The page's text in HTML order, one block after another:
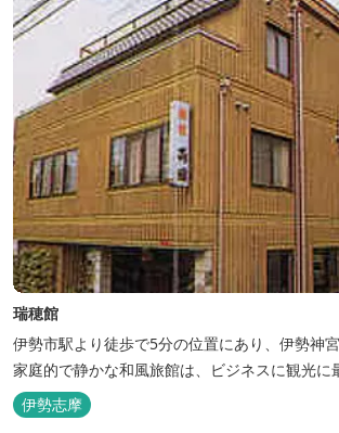
瑞穂館
伊勢市駅より徒歩で5分の位置にあり、伊勢神宮
家庭的で静かな和風旅館は、ビジネスに観光に
伊勢志摩